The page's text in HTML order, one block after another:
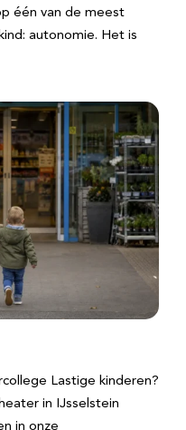
één van de meest
autonomie. Het is
Lastige kinderen?
in IJsselstein
in onze